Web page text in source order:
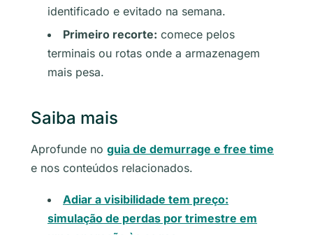
identificado e evitado na semana.
Primeiro recorte: comece pelos
terminais ou rotas onde a armazenagem
mais pesa.
Saiba mais
Aprofunde no guia de demurrage e free time
e nos conteúdos relacionados.
Adiar a visibilidade tem preço:
simulação de perdas por trimestre em